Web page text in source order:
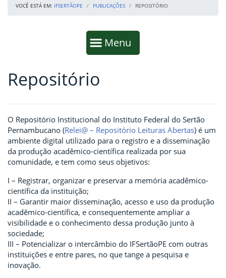
VOCÊ ESTÁ EM: IFSERTÃOPE PUBLICAÇÕES REPOSITÓRIO
Mostrar
Menu
Fim da navegação
Início do conteúdo
Repositório
O Repositório Institucional do Instituto Federal do Sertão
Pernambucano (Relei@ – Repositório Leituras Abertas) é um
ambiente digital utilizado para o registro e a disseminação
da produção acadêmico-científica realizada por sua
comunidade, e tem como seus objetivos:
I – Registrar, organizar e preservar a memória acadêmico-
científica da instituição;
II – Garantir maior disseminação, acesso e uso da produção
acadêmico-científica, e consequentemente ampliar a
visibilidade e o conhecimento dessa produção junto à
sociedade;
III – Potencializar o intercâmbio do IFSertãoPE com outras
instituições e entre pares, no que tange a pesquisa e
inovação.